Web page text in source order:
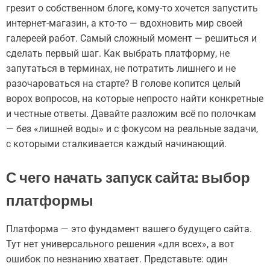
грезит о собственном блоге, кому-то хочется запустить
интернет-магазин, а кто-то — вдохновить мир своей
галереей работ. Самый сложный момент — решиться и
сделать первый шаг. Как выбрать платформу, не
запутаться в терминах, не потратить лишнего и не
разочароваться на старте? В голове копится целый
ворох вопросов, на которые непросто найти конкретные
и честные ответы. Давайте разложим всё по полочкам
— без «лишней воды» и с фокусом на реальные задачи,
с которыми сталкивается каждый начинающий.
С чего начать запуск сайта: выбор
платформы
Платформа — это фундамент вашего будущего сайта.
Тут нет универсального решения «для всех», а вот
ошибок по незнанию хватает. Представьте: один